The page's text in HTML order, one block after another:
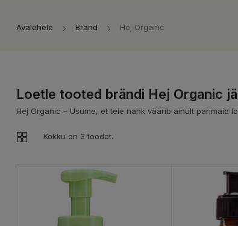
Avalehele Bränd Hej Organic
Loetle tooted brändi Hej Organic
Hej Organic – Usume, et teie nahk väärib ainult parimaid
Kokku on 3 toodet.